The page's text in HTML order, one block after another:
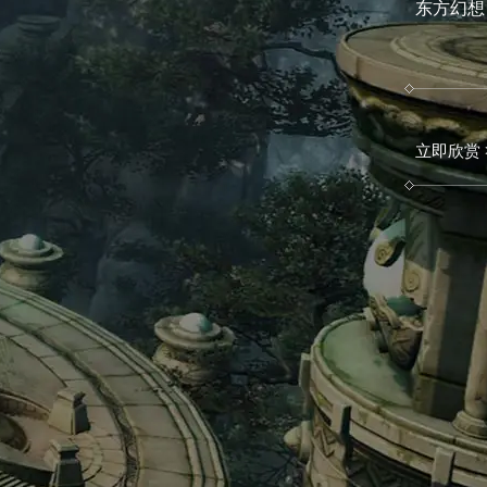
东方幻
立即欣赏